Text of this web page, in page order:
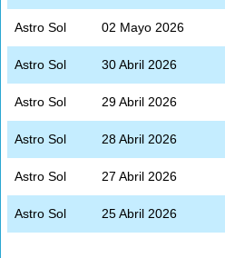
Astro Sol 02 Mayo 2026
Astro Sol 30 Abril 2026
Astro Sol 29 Abril 2026
Astro Sol 28 Abril 2026
Astro Sol 27 Abril 2026
Astro Sol 25 Abril 2026